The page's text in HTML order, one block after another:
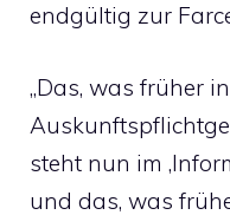
endgültig zur
„Das, was früher
steht nun im
und das, was